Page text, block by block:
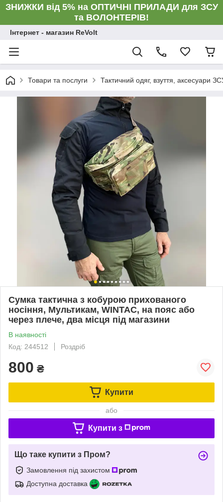
ЗНИЖКИ від 5% на ОПТИЧНІ ПРИЛАДИ для ЗСУ
та ВОЛОНТЕРІВ!
Інтернет - магазин ReVolt
Товари та послуги Тактичний одяг, взуття, аксесуари
Сумка тактична з кобурою прихованого
носіння, Мультикам, WINTAC, на пояс або
через плече, два місця під магазини
В наявності
Код: 244512
Роздріб
800 ₴
Купити
або
Купити з
Що таке купити з Пром?
Замовлення під захистом
Доступна доставка